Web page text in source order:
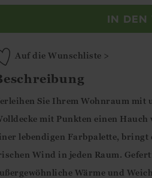
IN DEN
Auf die Wunschliste >
Sie Ihrem Wohnraum mit
mit Punkten einen
lebendigen Farbpalette,
Wind in jeden Raum.
Wärme und